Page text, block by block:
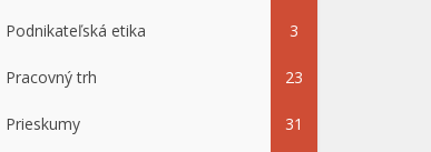
Podnikateľská etika 3
Pracovný trh 23
Prieskumy 31